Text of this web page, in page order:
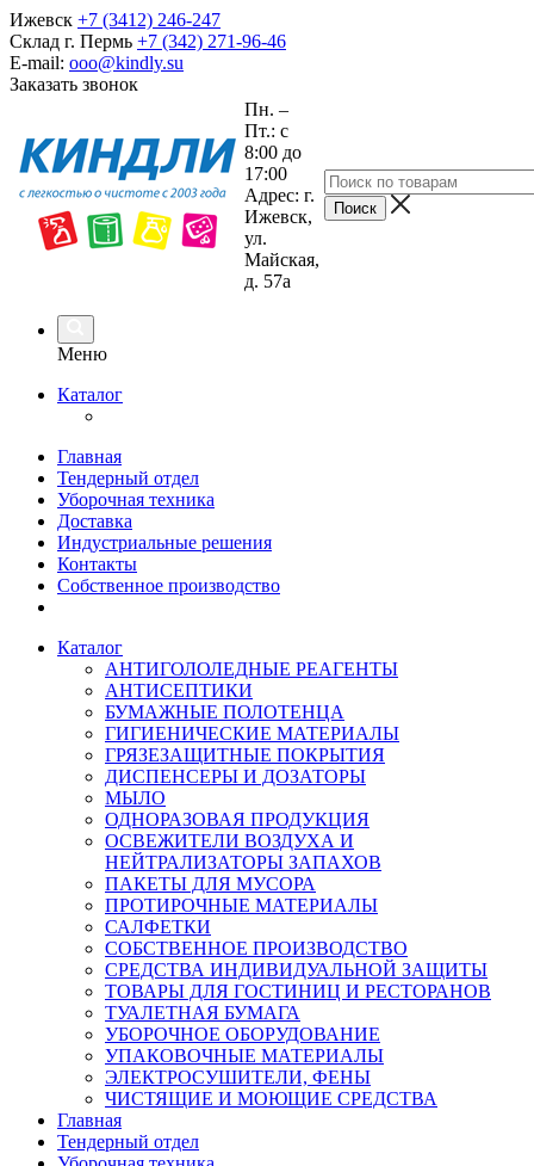
Ижевск +7 (3412) 246-247
Склад г. Пермь +7 (342) 271-96-46
E-mail: ooo@kindly.su
Заказать звонок
Пн. –
Пт.: с
8:00 до
17:00
Адрес: г.
Ижевск,
ул.
Майская,
д. 57а
Меню
Каталог
Главная
Тендерный отдел
Уборочная техника
Доставка
Индустриальные решения
Контакты
Собственное производство
Каталог
АНТИГОЛОЛЕДНЫЕ РЕАГЕНТЫ
АНТИСЕПТИКИ
БУМАЖНЫЕ ПОЛОТЕНЦА
ГИГИЕНИЧЕСКИЕ МАТЕРИАЛЫ
ГРЯЗЕЗАЩИТНЫЕ ПОКРЫТИЯ
ДИСПЕНСЕРЫ И ДОЗАТОРЫ
МЫЛО
ОДНОРАЗОВАЯ ПРОДУКЦИЯ
ОСВЕЖИТЕЛИ ВОЗДУХА И
НЕЙТРАЛИЗАТОРЫ ЗАПАХОВ
ПАКЕТЫ ДЛЯ МУСОРА
ПРОТИРОЧНЫЕ МАТЕРИАЛЫ
САЛФЕТКИ
СОБСТВЕННОЕ ПРОИЗВОДСТВО
СРЕДСТВА ИНДИВИДУАЛЬНОЙ ЗАЩИТЫ
ТОВАРЫ ДЛЯ ГОСТИНИЦ И РЕСТОРАНОВ
ТУАЛЕТНАЯ БУМАГА
УБОРОЧНОЕ ОБОРУДОВАНИЕ
УПАКОВОЧНЫЕ МАТЕРИАЛЫ
ЭЛЕКТРОСУШИТЕЛИ, ФЕНЫ
ЧИСТЯЩИЕ И МОЮЩИЕ СРЕДСТВА
Главная
Тендерный отдел